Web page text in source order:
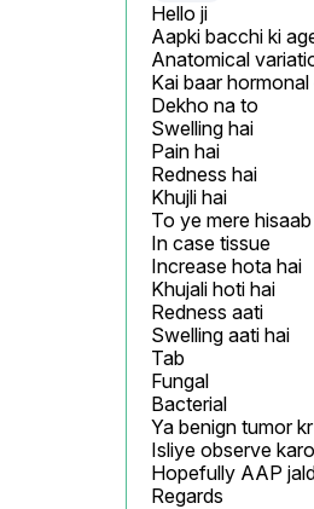
Hello ji
Aapki bacchi ki
Anatomical
Kai baar
Dekho na to
Swelling hai
Pain hai
Redness hai
Khujli hai
To ye mere
In case tissue
Increase hota hai
Khujali hoti hai
Redness aati
Swelling aati hai
Tab
Fungal
Bacterial
Ya benign tumor
Isliye observe
Hopefully AAP
Regards